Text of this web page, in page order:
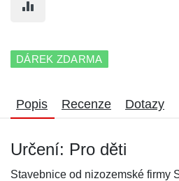
DÁREK ZDARMA
Popis Recenze Dotazy
Určení: Pro děti
Stavebnice od nizozemské firmy